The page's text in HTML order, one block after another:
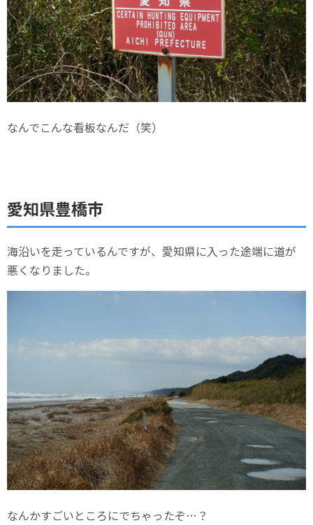
なんでこんな看板なんだ（笑）
愛知県豊橋市
海沿いを走っているんですが、愛知県に入った途端に道が
悪くなりました。
なんかすごいところにでちゃったぞ…？